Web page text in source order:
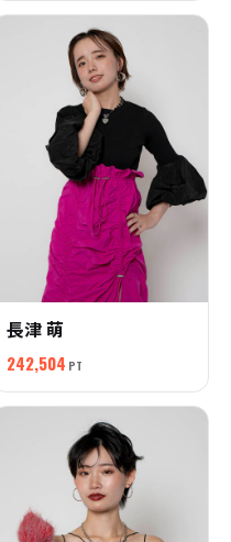
長津 萌
242,504 PT